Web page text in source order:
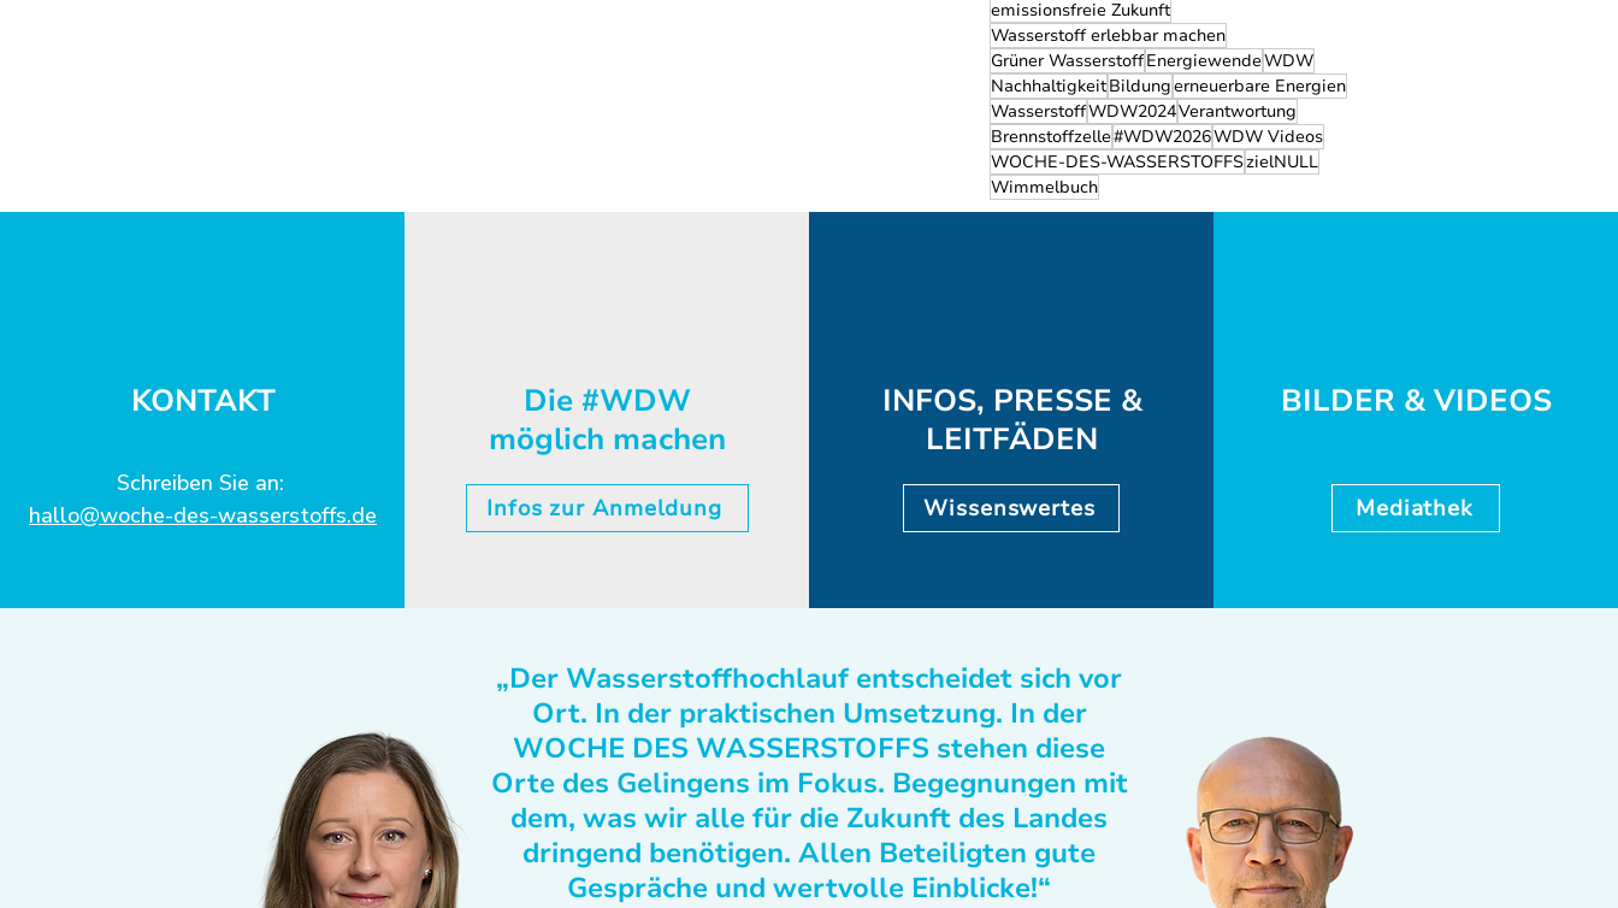
emissionsfreie Zukunft
Wasserstoff erlebbar machen
Grüner WasserstoffEnergiewendeWDW
NachhaltigkeitBildungerneuerbare Energien
WasserstoffWDW2024Verantwortung
Brennstoffzelle#WDW2026WDW Videos
WOCHE-DES-WASSERSTOFFSzielNULL
Wimmelbuch
KONTAKT
Schreiben Sie an:
hallo@woche-des-wasserstoffs.de
Die #WDW
möglich machen
Infos zur Anmeldung
INFOS, PRESSE &
LEITFÄDEN
Wissenswertes
BILDER & VIDEOS
Mediathek
„Der Wasserstoffhochlauf entscheidet sich vor
Ort. In der praktischen Umsetzung. In der
WOCHE DES WASSERSTOFFS stehen diese
Orte des Gelingens im Fokus. Begegnungen mit
dem, was wir alle für die Zukunft des Landes
dringend benötigen. Allen Beteiligten gute
Gespräche und wertvolle Einblicke!“